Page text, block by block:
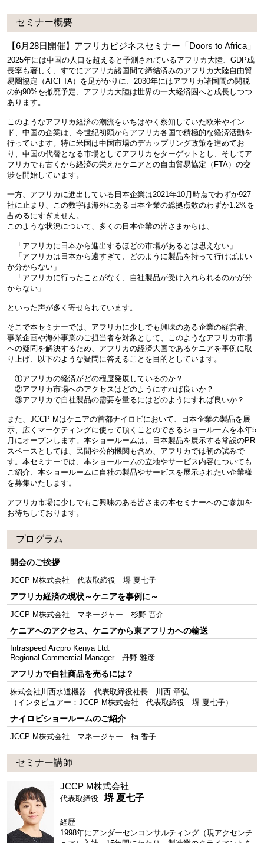
セミナー概要
【6月28日開催】アフリカビジネスセミナー「Doors to Africa」
2025年には中国の人口を超えると予測されているアフリカ大陸、GDP成
長率も著しく、すでにアフリカ諸国間で締結済みのアフリカ大陸自由貿
易圏協定（AfCFTA）を足がかりに、2030年にはアフリカ諸国間の関税
の約90%を撤廃予定、アフリカ大陸は世界の一大経済圏へと成長しつつ
あります。
このようなアフリカ経済の潮流をいちはやく察知していた欧米やイン
ド、中国の企業は、今世紀初頭からアフリカ各国で積極的な経済活動を
行っています。特に米国は中国市場のデカップリング政策を進めてお
り、中国の代替となる市場としてアフリカをターゲットとし、そしてア
フリカでも古くから経済の栄えたケニアとの自由貿易協定（FTA）の交
渉を開始しています。
一方、アフリカに進出している日本企業は2021年10月時点でわずか927
社に止まり、この数字は海外にある日本企業の総拠点数のわずか1.2%を
占めるにすぎません。
このような状況について、多くの日本企業の皆さまからは、
「アフリカに日本から進出するほどの市場があるとは思えない」
「アフリカは日本から遠すぎて、どのように製品を持って行けばよい
か分からない」
「アフリカに行ったことがなく、自社製品が受け入れられるのかが分
からない」
といった声が多く寄せられています。
そこで本セミナーでは、アフリカに少しでも興味のある企業の経営者、
事業企画や海外事業のご担当者を対象として、このようなアフリカ市場
への疑問を解決するため、アフリカの経済大国であるケニアを事例に取
り上げ、以下のような疑問に答えることを目的としています。
①アフリカの経済がどの程度発展しているのか？
②アフリカ市場へのアクセスはどのようにすれば良いか？
③アフリカで自社製品の需要を量るにはどのようにすれば良いか？
また、JCCP Mはケニアの首都ナイロビにおいて、日本企業の製品を展
示、広くマーケティングに使って頂くことのできるショールームを本年5
月にオープンします。本ショールームは、日本製品を展示する常設のPR
スペースとしては、民間や公的機関も含め、アフリカでは初の試みで
す。本セミナーでは、本ショールームの立地やサービス内容についても
ご紹介、本ショールームに自社の製品やサービスを展示されたい企業様
を募集いたします。
アフリカ市場に少しでもご興味のある皆さまの本セミナーへのご参加を
お待ちしております。
プログラム
開会のご挨拶
JCCP M株式会社 代表取締役 堺 夏七子
アフリカ経済の現状～ケニアを事例に～
JCCP M株式会社 マネージャー 杉野 晋介
ケニアへのアクセス、ケニアから東アフリカへの輸送
Intraspeed Arcpro Kenya Ltd.
Regional Commercial Manager 丹野 雅彦
アフリカで自社商品を売るには？
株式会社川西水道機器 代表取締役社長 川西 章弘
（インタビュアー：JCCP M株式会社 代表取締役 堺 夏七子）
ナイロビショールームのご紹介
JCCP M株式会社 マネージャー 楠 香子
セミナー講師
JCCP M株式会社
代表取締役 堺 夏七子
経歴
1998年にアンダーセンコンサルティング（現アクセンチ